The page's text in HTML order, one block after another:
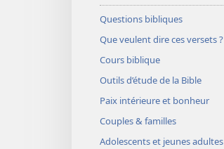
Questions bibliques
Que veulent dire ces versets ?
Cours biblique
Outils d’étude de la Bible
Paix intérieure et bonheur
Couples & familles
Adolescents et jeunes adultes